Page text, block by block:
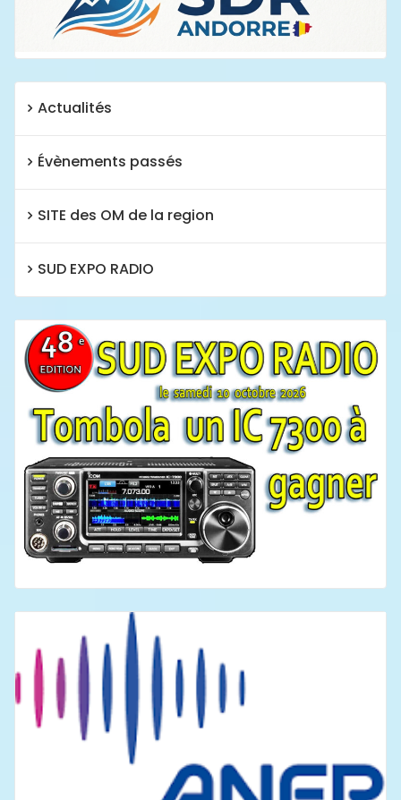
Actualités
Évènements passés
SITE des OM de la region
SUD EXPO RADIO